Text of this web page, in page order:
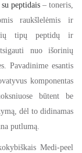
peptidais – toneris,
raukšlelėmis ir
tipų peptidų ir
nuo išorinių
Pavadinime esantis
komponentas
būtent be
dėl to didinamas
putlumą.
Medi-peel